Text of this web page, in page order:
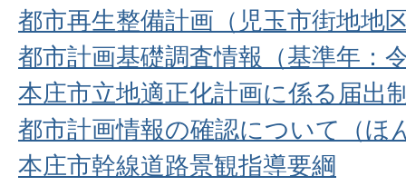
都市再生整備計画（児玉市街地地
都市計画基礎調査情報（基準年：
本庄市立地適正化計画に係る届出
都市計画情報の確認について（ほ
本庄市幹線道路景観指導要綱